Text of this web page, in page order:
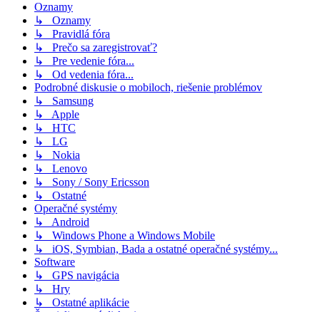
Oznamy
↳ Oznamy
↳ Pravidlá fóra
↳ Prečo sa zaregistrovať?
↳ Pre vedenie fóra...
↳ Od vedenia fóra...
Podrobné diskusie o mobiloch, riešenie problémov
↳ Samsung
↳ Apple
↳ HTC
↳ LG
↳ Nokia
↳ Lenovo
↳ Sony / Sony Ericsson
↳ Ostatné
Operačné systémy
↳ Android
↳ Windows Phone a Windows Mobile
↳ iOS, Symbian, Bada a ostatné operačné systémy...
Software
↳ GPS navigácia
↳ Hry
↳ Ostatné aplikácie